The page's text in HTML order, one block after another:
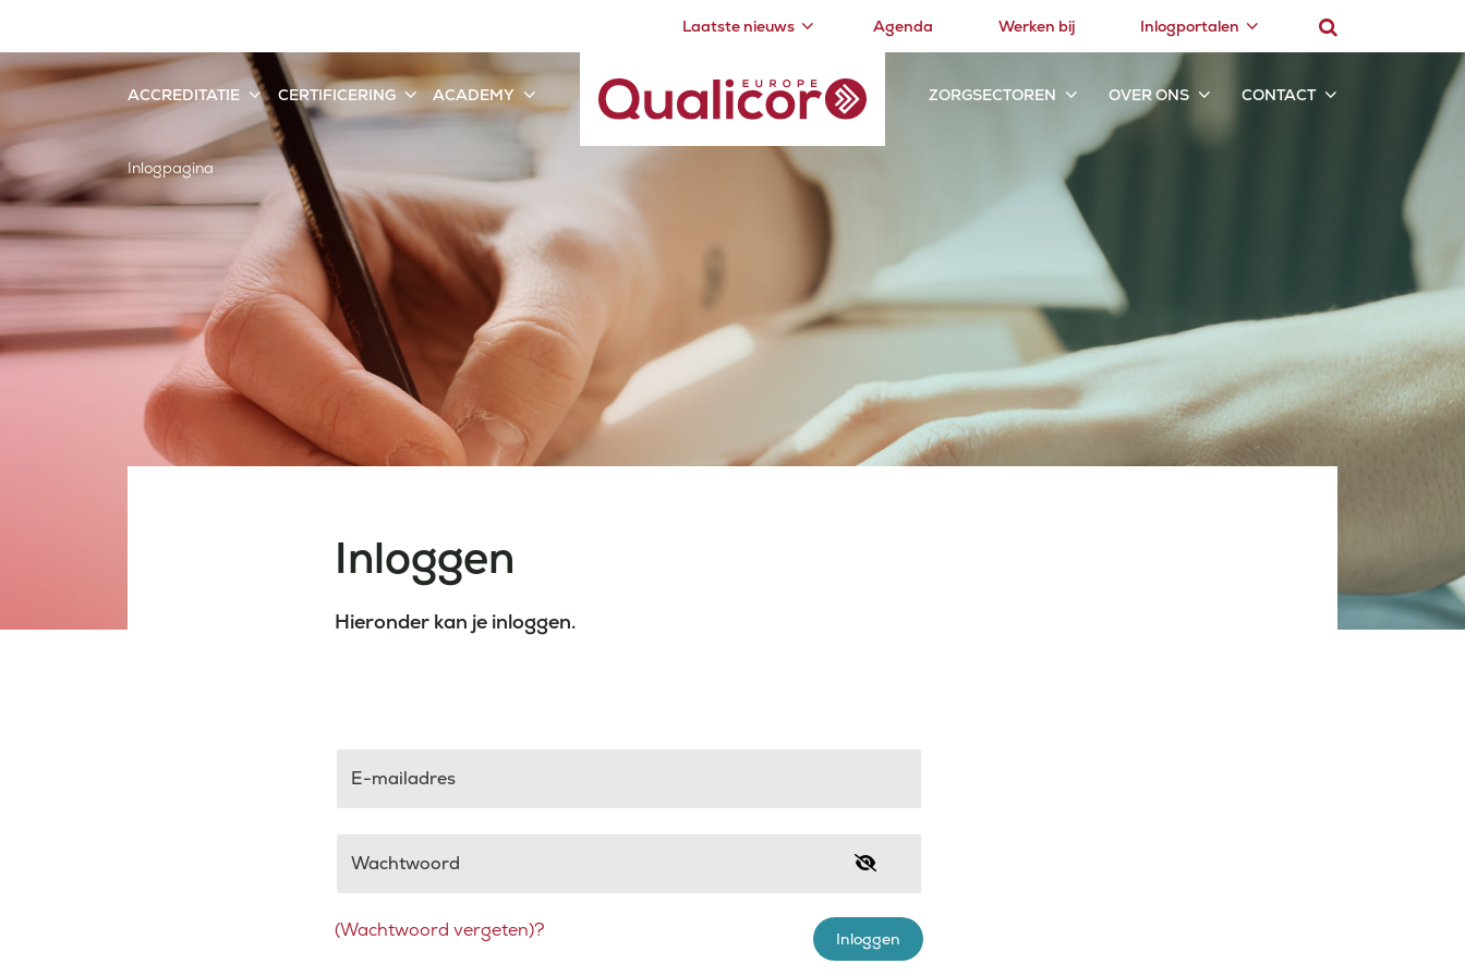
Laatste nieuws Agenda Werken bij Inlogportalen
ACCREDITATIE CERTIFICERING ACADEMY ZORGSECTOREN OVER ONS CONTACT
Inlogpagina
Inloggen
Hieronder kan je inloggen.
E-mailadres
Wachtwoord
Inloggen
(Wachtwoord vergeten)?